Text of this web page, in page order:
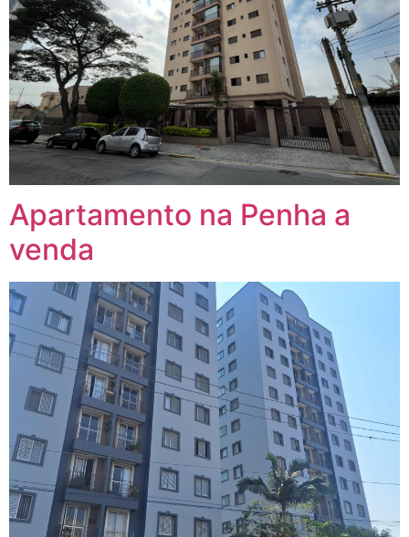
Apartamento na Penha a
venda